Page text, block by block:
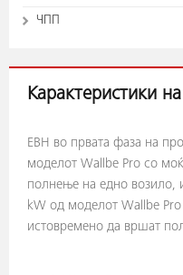
ЧПП
Карактеристики
ЕВН во првата фаза на
моделот Wallbe Pro со
полнење на едно возило,
kW од моделот Wallbe
истовремено да вршат